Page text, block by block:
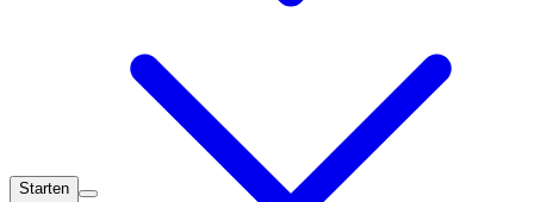
Starten